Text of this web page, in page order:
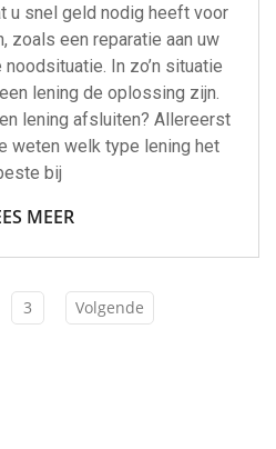
u snel geld nodig heeft voor
zoals een reparatie aan uw
In zo’n situatie
lening de oplossing zijn.
lening afsluiten? Allereerst
weten welk type lening het
bij
MEER
3 Volgende